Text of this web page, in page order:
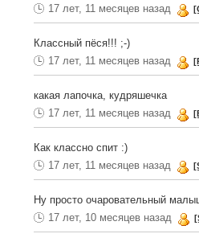
17 лет, 11 месяцев назад
Классный пёся!!! ;-)
17 лет, 11 месяцев назад
какая лапочка, кудряшечка
17 лет, 11 месяцев назад
Как классно спит :)
17 лет, 11 месяцев назад
Ну просто очаровательный
17 лет, 10 месяцев назад